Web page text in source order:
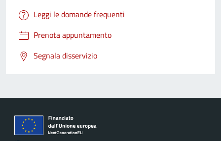
Leggi le domande frequenti
Prenota appuntamento
Segnala disservizio